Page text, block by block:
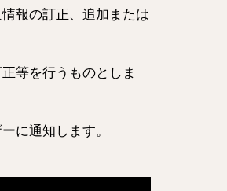
報の訂正、追加または
等を行うものとしま
に通知します。